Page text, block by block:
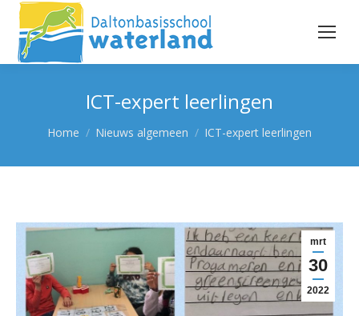
ICT-expert leerlingen
Je bent hier:
Home Nieuws algemeen ICT-expert leerlingen
mrt
30
2022